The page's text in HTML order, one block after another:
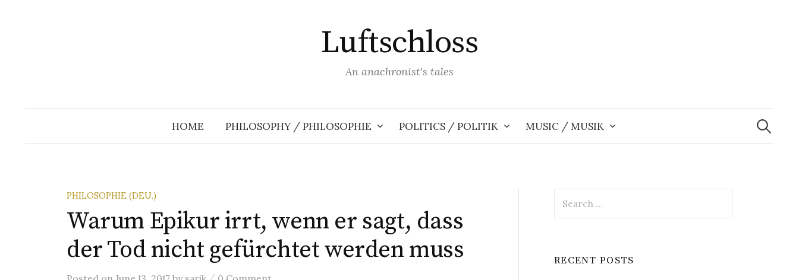
Luftschloss
An anachronist's tales
HOME PHILOSOPHY / PHILOSOPHIE POLITICS / POLITIK MUSIC / MUSIK
Search
for:
PHILOSOPHIE (DEU.)
Warum Epikur irrt, wenn er sagt, dass
der Tod nicht gefürchtet werden muss
/
for:
RECENT POSTS